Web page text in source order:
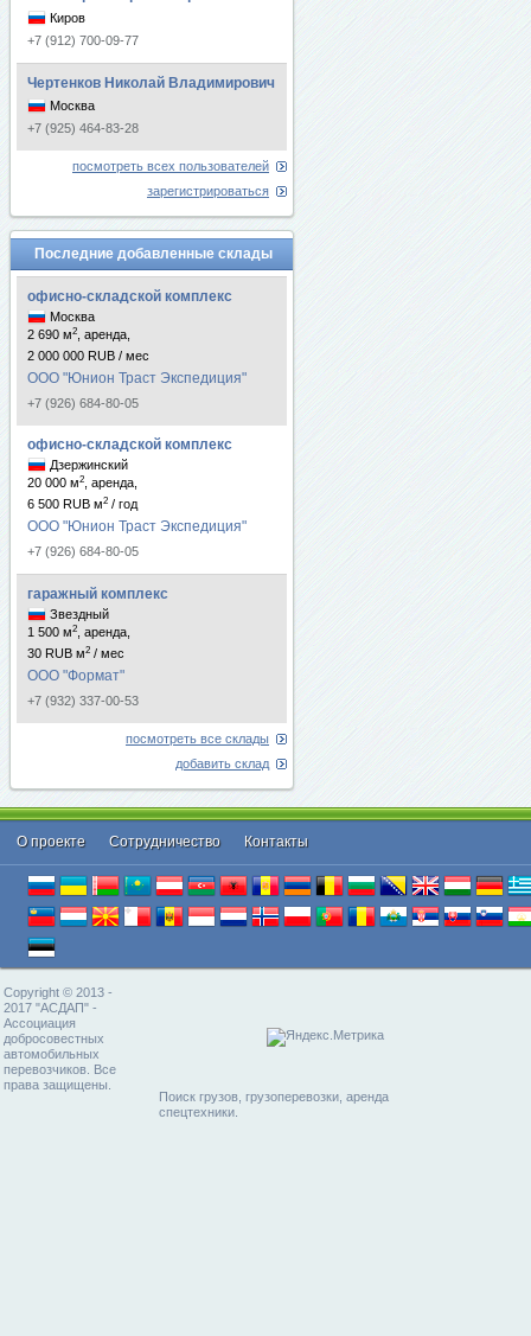
Киров
+7 (912) 700-09-77
Чертенков Николай Владимирович
Москва
+7 (925) 464-83-28
посмотреть всех пользователей
зарегистрироваться
Последние добавленные склады
офисно-складской комплекс
Москва
2 690 м2
, аренда,
2 000 000 RUB / мес
ООО "Юнион Траст Экспедиция"
+7 (926) 684-80-05
офисно-складской комплекс
Дзержинский
20 000 м2
, аренда,
6 500 RUB м2 / год
ООО "Юнион Траст Экспедиция"
+7 (926) 684-80-05
гаражный комплекс
Звездный
1 500 м2
, аренда,
30 RUB м2 / мес
ООО "Формат"
+7 (932) 337-00-53
посмотреть все склады
добавить склад
О проекте Cотрудничество Контакты
Copyright © 2013 -
2017 "АСДАП" -
Ассоциация
добросовестных
автомобильных
перевозчиков. Все
права защищены.
Поиск грузов, грузоперевозки, аренда
спецтехники.